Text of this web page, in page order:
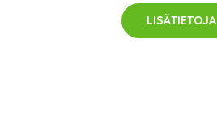
LISÄTIETOJA